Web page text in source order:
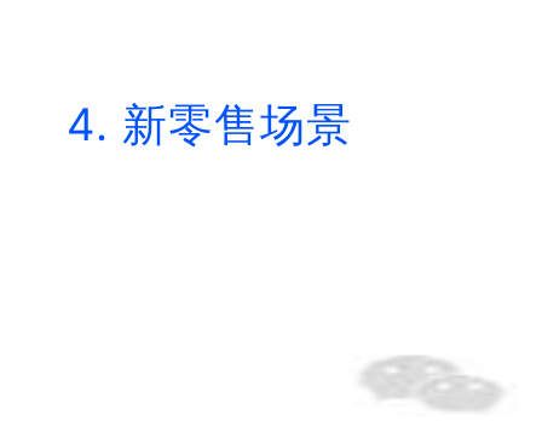
4. 新零售场景